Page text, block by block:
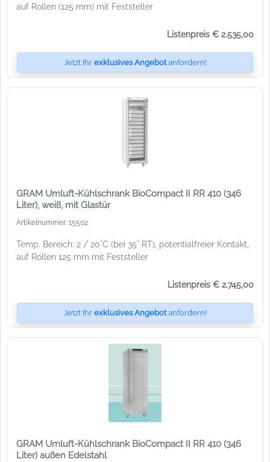
auf Rollen (125 mm) mit Feststeller
Listenpreis € 2.535,00
Jetzt Ihr exklusives Angebotanfordern!
GRAM Umluft-Kühlschrank BioCompact II RR 410 (346
Liter), weiß, mit Glastür
Artikelnummer: 15502
Temp. Bereich: 2 / 20°C (bei 35° RT), potentialfreier Kontakt,
auf Rollen 125 mm mit Feststeller
Listenpreis € 2.745,00
Jetzt Ihr exklusives Angebotanfordern!
GRAM Umluft-Kühlschrank BioCompact II RR 410 (346
Liter) außen Edelstahl